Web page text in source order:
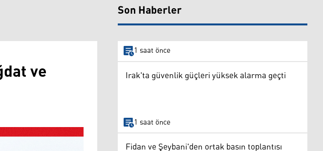
ve
Son Haberler
1 saat önce
Irak'ta güvenlik güçleri yüksek alarma geçti
1 saat önce
Fidan ve Şeybani'den ortak basın toplantısı